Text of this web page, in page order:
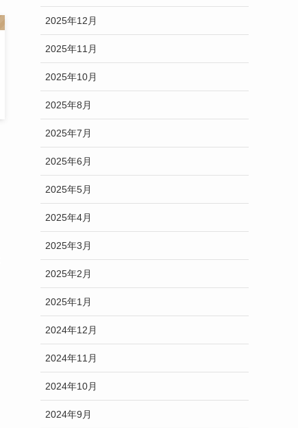
2025年12月
2025年11月
2025年10月
2025年8月
2025年7月
2025年6月
2025年5月
2025年4月
2025年3月
2025年2月
2025年1月
2024年12月
2024年11月
2024年10月
2024年9月